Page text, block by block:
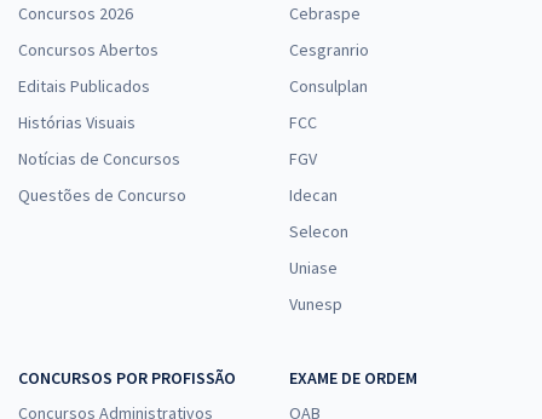
Concursos 2026
Concursos Abertos
Editais Publicados
Histórias Visuais
Notícias de Concursos
Questões de Concurso
Cebraspe
Cesgranrio
Consulplan
FCC
FGV
Idecan
Selecon
Uniase
Vunesp
CONCURSOS POR PROFISSÃO
Concursos Administrativos
EXAME DE ORDEM
OAB